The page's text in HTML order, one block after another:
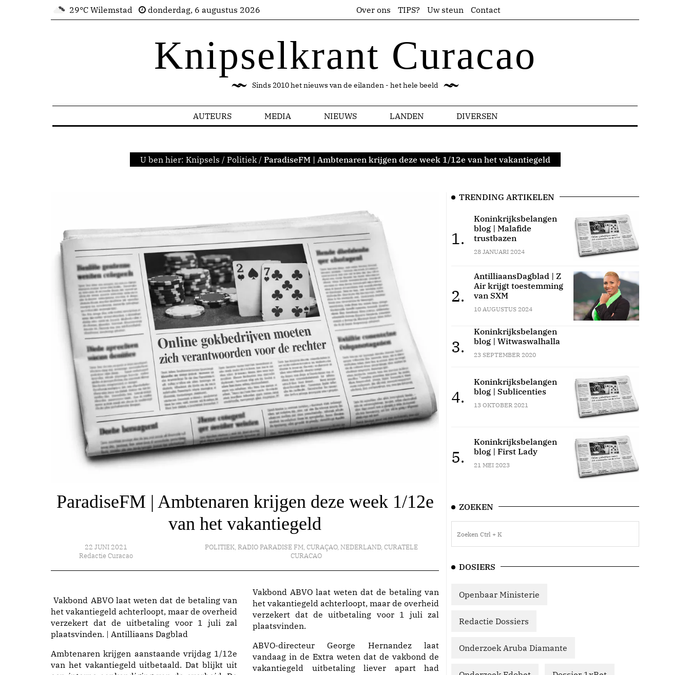
29°C Wilemstad donderdag, 6 augustus 2026 Over ons TIPS? Uw steun Contact
Knipselkrant Curacao
Sinds 2010 het nieuws van de eilanden - het hele beeld
AUTEURS MEDIA NIEUWS LANDEN DIVERSEN
U ben hier: Knipsels / Politiek / ParadiseFM | Ambtenaren krijgen deze week 1/12e van het vakantiegeld
ParadiseFM | Ambtenaren krijgen deze week 1/12e
van het vakantiegeld
22 JUNI 2021
Redactie Curacao
POLITIEK,RADIO PARADISE FM,CURAÇAO,NEDERLAND,CURATELE
CURACAO
Vakbond ABVO laat weten dat de betaling van
het vakantiegeld achterloopt, maar de overheid
verzekert dat de uitbetaling voor 1 juli zal
plaatsvinden. | Antilliaans Dagblad
Ambtenaren krijgen aanstaande vrijdag 1/12e
van het vakantiegeld uitbetaald. Dat blijkt uit
Vakbond ABVO laat weten dat de betaling van
het vakantiegeld achterloopt, maar de overheid
verzekert dat de uitbetaling voor 1 juli zal
plaatsvinden.
ABVO-directeur George Hernandez laat
vandaag in de Extra weten dat de vakbond de
vakantiegeld uitbetaling liever apart had
TRENDING ARTIKELEN
1.
Koninkrijksbelangen
blog | Malafide
trustbazen
28 JANUARI 2024
2.
AntilliaansDagblad | Z
Air krijgt toestemming
van SXM
10 AUGUSTUS 2024
3.
Koninkrijksbelangen
blog | Witwaswalhalla
23 SEPTEMBER 2020
4.
Koninkrijksbelangen
blog | Sublicenties
13 OKTOBER 2021
5.
Koninkrijksbelangen
blog | First Lady
21 MEI 2023
ZOEKEN
DOSIERS
Openbaar Ministerie
Redactie Dossiers
Onderzoek Aruba Diamante